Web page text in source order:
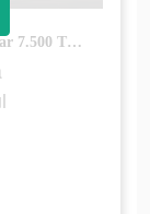
Emekli maaşını Garanti BBVA’ya taşıyanlar 7.500 TL’ye varan ödül kazanıyor!